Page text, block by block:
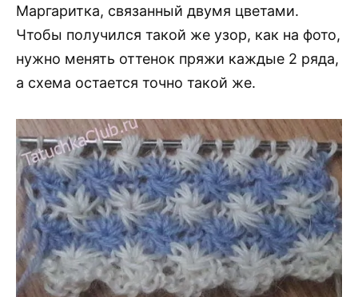
Маргаритка, связанный двумя цветами.
Чтобы получился такой же узор, как на фото,
нужно менять оттенок пряжи каждые 2 ряда,
а схема остается точно такой же.